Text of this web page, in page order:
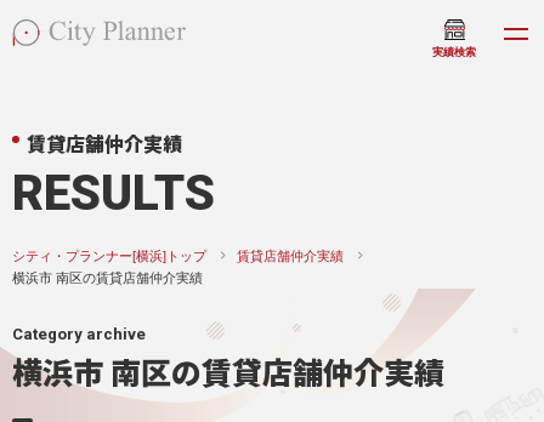
実績検索
賃貸店舗仲介実績
RESULTS
シティ・プランナー[横浜]トップ
賃貸店舗仲介実績
横浜市 南区の賃貸店舗仲介実績
Category archive
横浜市 南区の賃貸店舗仲介実績